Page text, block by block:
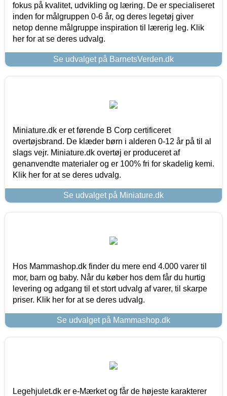
fokus på kvalitet, udvikling og læring. De er specialiseret
inden for målgruppen 0-6 år, og deres legetøj giver
netop denne målgruppe inspiration til lærerig leg. Klik
her for at se deres udvalg.
Se udvalget på BarnetsVerden.dk
Miniature.dk er et førende B Corp certificeret
overtøjsbrand. De klæder børn i alderen 0-12 år på til al
slags vejr. Miniature.dk overtøj er produceret af
genanvendte materialer og er 100% fri for skadelig kemi.
Klik her for at se deres udvalg.
Se udvalget på Miniature.dk
Hos Mammashop.dk finder du mere end 4.000 varer til
mor, barn og baby. Når du køber hos dem får du hurtig
levering og adgang til et stort udvalg af varer, til skarpe
priser. Klik her for at se deres udvalg.
Se udvalget på Mammashop.dk
Legehjulet.dk er e-Mærket og får de højeste karakterer